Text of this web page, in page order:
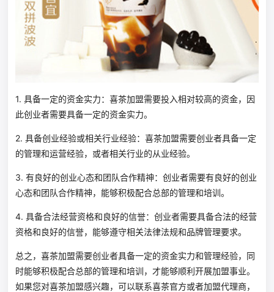
1. 具备一定的资金实力：喜茶加盟需要投入相对较高的资金，因
此创业者需要具备一定的资金实力。
2. 具备创业经验或相关行业经验：喜茶加盟需要创业者具备一定
的管理和运营经验，或者相关行业的从业经验。
3. 有良好的创业心态和团队合作精神：创业者需要有良好的创业
心态和团队合作精神，能够积极配合总部的管理和培训。
4. 具备合法经营资格和良好的信誉：创业者需要具备合法的经营
资格和良好的信誉，能够遵守相关法律法规和品牌管理要求。
总之，喜茶加盟需要创业者具备一定的资金实力和管理经验，同
时能够积极配合总部的管理和培训，才能够顺利开展加盟事业。
如果您对喜茶加盟感兴趣，可以联系喜茶官方或者加盟代理商，